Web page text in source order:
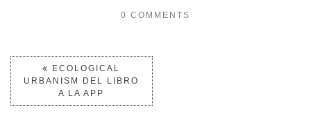
0 COMMENTS
ECOLOGICAL
URBANISM DEL LIBRO
A LA APP